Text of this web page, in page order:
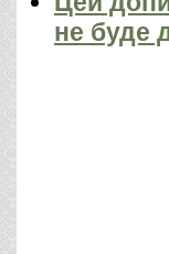
не буде